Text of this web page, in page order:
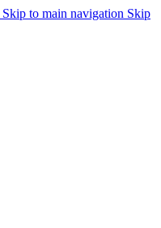
Skip to main navigation Skip